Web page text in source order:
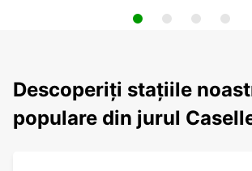
Descoperiți stațiile
populare din jurul